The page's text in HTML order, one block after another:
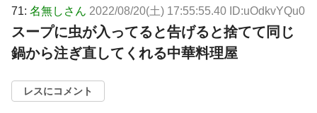
71: 名無しさん 2022/08/20(土) 17:55:55.40 ID:uOdkvYQu0
スープに虫が入ってると告げると捨てて同じ
鍋から注ぎ直してくれる中華料理屋
レスにコメント